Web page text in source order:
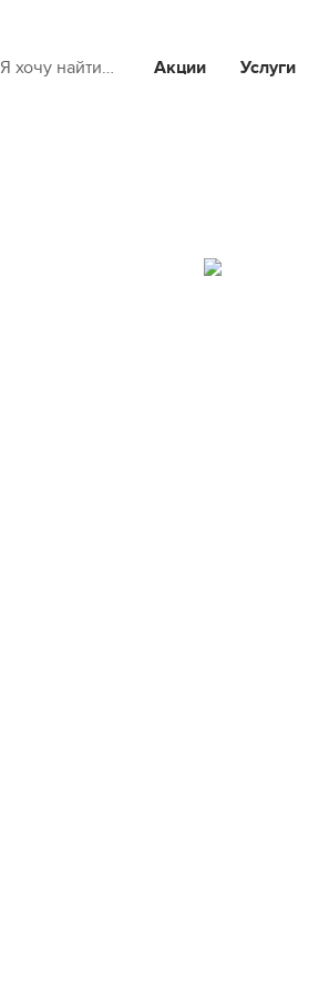
Я хочу найти… Акции Услуги